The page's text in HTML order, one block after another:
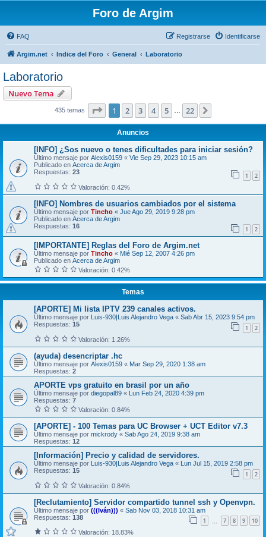
Foro de Argim
FAQ Identificarse
Registrarse
Argim.net Indice del Foro General Laboratorio
Laboratorio
Nuevo Tema
435 temas Página de 22
1 2 3 4 5 22
Anuncios
[INFO] ¿Sos nuevo o tenes dificultades para iniciar sesión?
Último mensaje por Alexis0159 « Vie Sep 29, 2023 10:15 am
Publicado en Acerca de Argim
Respuestas: 23 1 2
Valoración: 0.42%
[INFO] Nombres de usuarios cambiados por el sistema
Último mensaje por Tincho « Jue Ago 29, 2019 9:28 pm
Publicado en Acerca de Argim
Respuestas: 16 1 2
[IMPORTANTE] Reglas del Foro de Argim.net
Último mensaje por Tincho « Mié Sep 12, 2007 4:26 pm
Publicado en Acerca de Argim
Valoración: 0.42%
Temas
[APORTE] Mi lista IPTV 239 canales activos.
Último mensaje por Luis-930|Luis Alejandro Vega « Sab Abr 15, 2023 9:54 pm
Respuestas: 15 1 2
Valoración: 1.26%
(ayuda) desencriptar .hc
Último mensaje por Alexis0159 « Mar Sep 29, 2020 1:38 am
Respuestas: 2
APORTE vps gratuito en brasil por un año
Último mensaje por diegopal89 « Lun Feb 24, 2020 4:39 pm
Respuestas: 7
Valoración: 0.84%
[APORTE] - 100 Temas para UC Browser + UCT Editor v7.3
Último mensaje por mickrody « Sab Ago 24, 2019 9:38 am
Respuestas: 12
[Información] Precio y calidad de servidores.
Último mensaje por Luis-930|Luis Alejandro Vega « Lun Jul 15, 2019 2:58 pm
Respuestas: 15 1 2
Valoración: 0.84%
[Reclutamiento] Servidor compartido tunnel ssh y Openvpn.
Último mensaje por (((Iván))) « Sab Nov 03, 2018 10:31 am
Respuestas: 138 1 7 8 9 10
Valoración: 18.83%